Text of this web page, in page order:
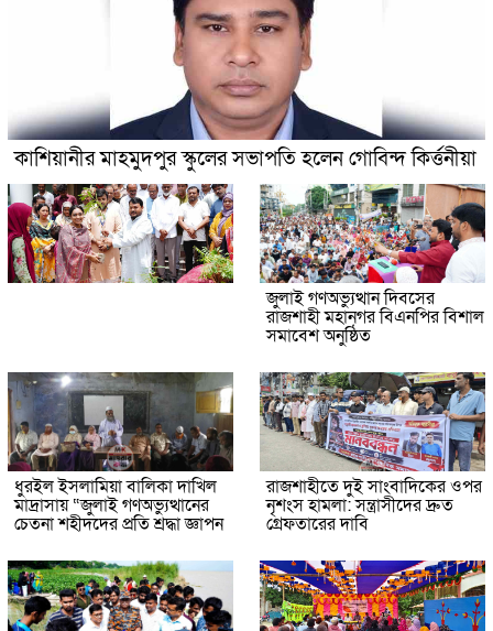
কাশিয়ানীর মাহমুদপুর স্কুলের সভাপতি হলেন গোবিন্দ কির্ত্তনীয়া
জুলাই গণঅভ্যুত্থান দিবসের
রাজশাহী মহানগর বিএনপির বিশাল
সমাবেশ অনুষ্ঠিত
ধুরইল ইসলামিয়া বালিকা দাখিল
মাদ্রাসায় “জুলাই গণঅভ্যুত্থানের
চেতনা শহীদদের প্রতি শ্রদ্ধা জ্ঞাপন
রাজশাহীতে দুই সাংবাদিকের ওপর
নৃশংস হামলা: সন্ত্রাসীদের দ্রুত
গ্রেফতারের দাবি